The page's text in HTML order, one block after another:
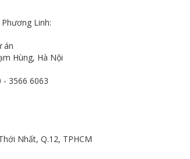
Linh:
án
Hùng, Hà Nội
- 3566 6063
Nhất, Q.12, TPHCM